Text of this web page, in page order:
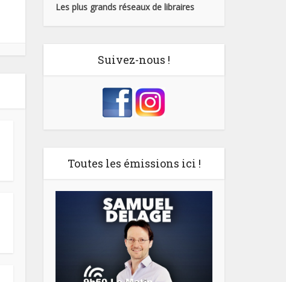
Les plus grands réseaux de libraires
Suivez-nous !
Toutes les émissions ici !